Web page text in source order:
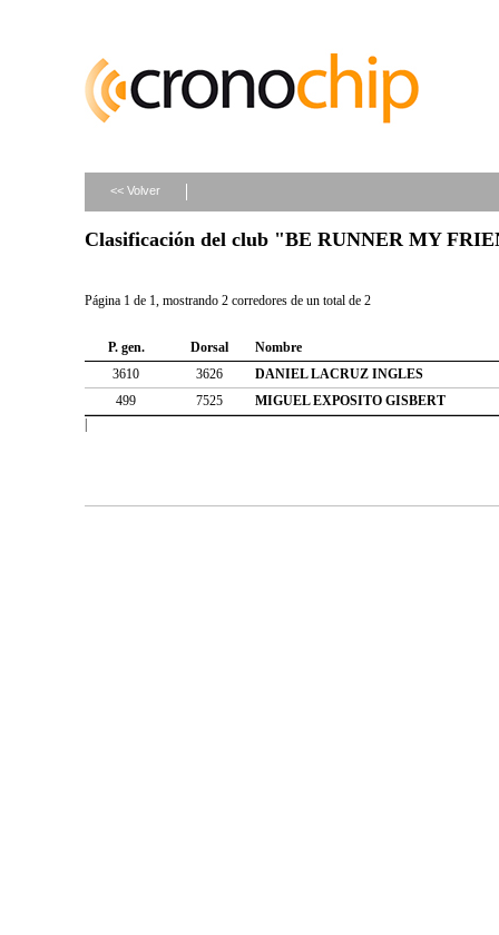
<< Volver
Clasificación del club "BE RUNNER MY
Página 1 de 1, mostrando 2 corredores de un total de 2
P. gen. Dorsal
Nombre
3610
3626
DANIEL LACRUZ INGLES
499
7525
MIGUEL EXPOSITO GISBERT
|